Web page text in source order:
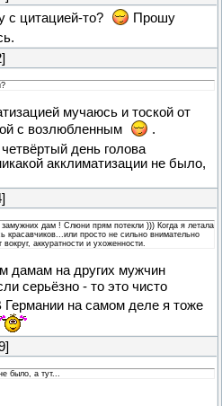
с цитацией-то?
Прошу
мучаюсь и тоской от
с возлюбленным
.
день голова
акклиматизации не было,
замужних дам ! Слюни прям потекли ))) Когда я летала
красавчиков...или просто не сильно внимательно
аккуратности и ухоженности.
дамам на других мужчин
серьёзно - то это чисто
на самом деле я тоже
было, а тут...